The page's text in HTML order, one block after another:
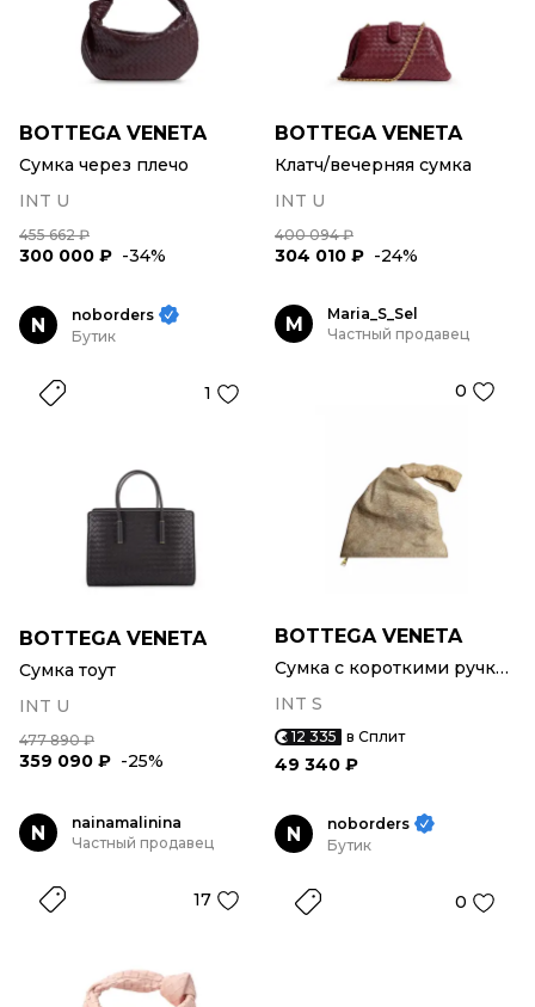
BOTTEGA VENETA
Сумка через плечо
INT U
455 662 ₽
300 000 ₽ -34%
BOTTEGA VENETA
Клатч/вечерняя сумка
INT U
400 094 ₽
304 010 ₽ -24%
N
noborders
Бутик
1
BOTTEGA VENETA
Сумка тоут
INT U
477 890 ₽
359 090 ₽ -25%
M
Maria_S_Sel
Частный продавец
0
BOTTEGA VENETA
Сумка с короткими ручками
INT S
12 335 в Сплит
49 340 ₽
N
nainamalinina
Частный продавец
17
N
noborders
Бутик
0